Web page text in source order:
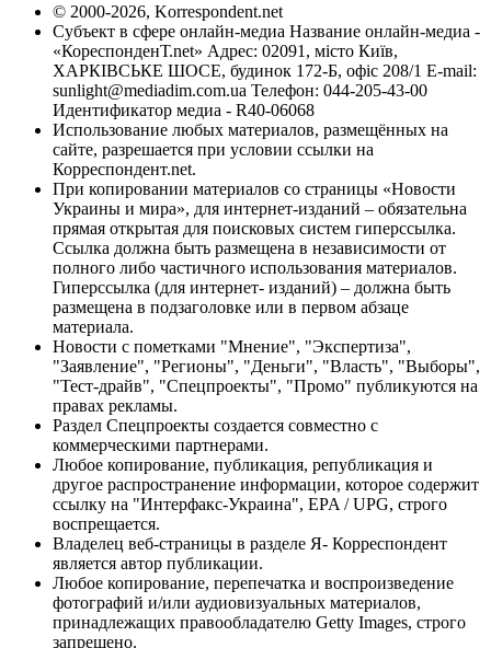
© 2000-2026, Korrespondent.net
Субъект в сфере онлайн-медиа Название онлайн-медиа -
«КореспонденТ.net» Адрес: 02091, місто Київ,
ХАРКІВСЬКЕ ШОСЕ, будинок 172-Б, офіс 208/1 E-mail:
sunlight@mediadim.com.ua Телефон: 044-205-43-00
Идентификатор медиа - R40-06068
Использование любых материалов, размещённых на
сайте, разрешается при условии ссылки на
Корреспондент.net.
При копировании материалов со страницы «Новости
Украины и мира», для интернет-изданий – обязательна
прямая открытая для поисковых систем гиперссылка.
Ссылка должна быть размещена в независимости от
полного либо частичного использования материалов.
Гиперссылка (для интернет- изданий) – должна быть
размещена в подзаголовке или в первом абзаце
материала.
Новости с пометками "Мнение", "Экспертиза",
"Заявление", "Регионы", "Деньги", "Власть", "Выборы",
"Тест-драйв", "Спецпроекты", "Промо" публикуются на
правах рекламы.
Раздел Спецпроекты создается совместно с
коммерческими партнерами.
Любое копирование, публикация, републикация и
другое распространение информации, которое содержит
ссылку на "Интерфакс-Украина", EPA / UPG, строго
воспрещается.
Владелец веб-страницы в разделе Я- Корреспондент
является автор публикации.
Любое копирование, перепечатка и воспроизведение
фотографий и/или аудиовизуальных материалов,
принадлежащих правообладателю Getty Images, строго
запрещено.